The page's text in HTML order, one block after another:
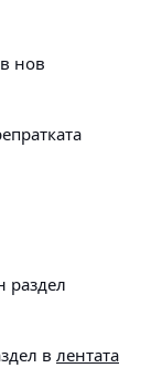
нов
раздел
в лентата